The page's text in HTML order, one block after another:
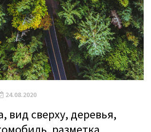
24.08.2020
вид сверху, деревья,